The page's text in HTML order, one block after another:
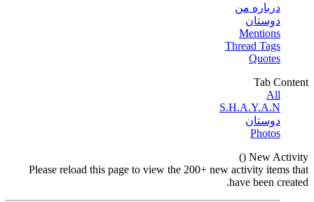
Please reload this page to view